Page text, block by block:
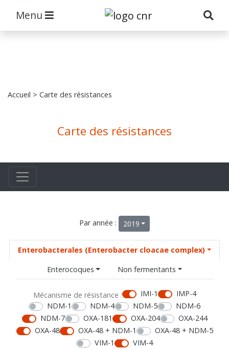
Menu
Accueil > Carte des résistances
Carte des résistances
Par année : 2019
Enterobacterales (Enterobacter cloacae complex)
Enterocoques
Non fermentants
Mécanisme de résistance : IMI-1
IMP-4
NDM-1
NDM-4 NDM-5
NDM-6
NDM-7
OXA-181 OXA-204
OXA-244
OXA-48
OXA-48 + NDM-1
OXA-48 + NDM-5
VIM-1
VIM-4